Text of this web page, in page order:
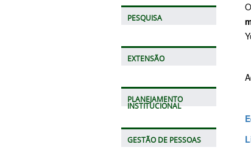
PESQUISA
EXTENSÃO
PLANEJAMENTO
INSTITUCIONAL
GESTÃO DE PESSOAS